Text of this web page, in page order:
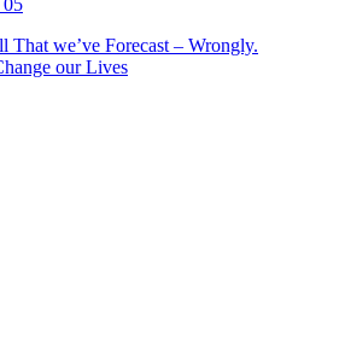
That we’ve Forecast – Wrongly.
our Lives